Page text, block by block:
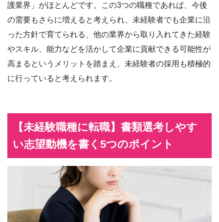
護業界」がほとんどです。この3つの職種であれば、今後
の需要もさらに増えると考えられ、未経験者でも企業に沿
った方針で育てられる、他の業界から取り入れてきた経験
やスキル、能力などを活かして企業に貢献できる可能性が
高まるというメリットを踏まえ、未経験者の採用も積極的
に行っていると考えられます。
【未経験職種に転職】書類選考しやす
い志望動機を書く5つのポイント